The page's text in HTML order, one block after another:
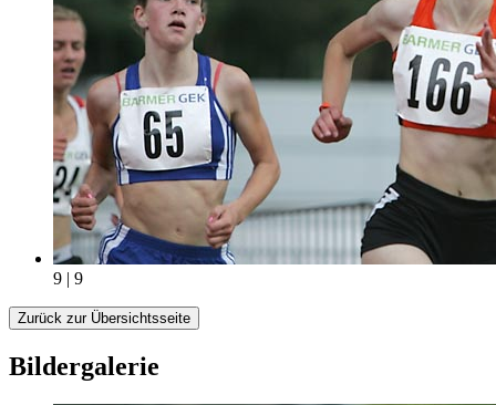
9 | 9
Zurück zur Übersichtsseite
Bildergalerie